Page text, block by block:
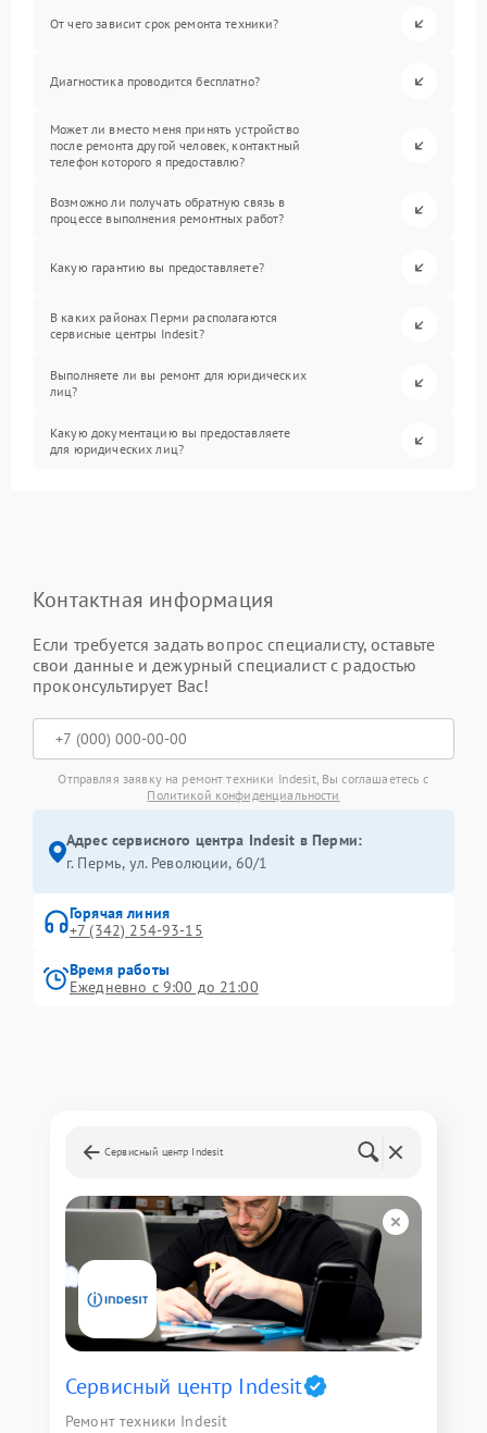
От чего зависит срок ремонта техники?
Диагностика проводится бесплатно?
Может ли вместо меня принять устройство
после ремонта другой человек, контактный
телефон которого я предоставлю?
Возможно ли получать обратную связь в
процессе выполнения ремонтных работ?
Какую гарантию вы предоставляете?
В каких районах Перми располагаются
сервисные центры Indesit?
Выполняете ли вы ремонт для юридических
лиц?
Какую документацию вы предоставляете
для юридических лиц?
Контактная информация
Если требуется задать вопрос специалисту, оставьте
свои данные и дежурный специалист с радостью
проконсультирует Вас!
Отправляя заявку на ремонт техники Indesit, Вы соглашаетесь с
Политикой конфиденциальности
Адрес сервисного центра Indesit в Перми:
г. Пермь, ул. ​Революции, 60/1
Горячая линия
+7 (342) 254-93-15
Время работы
Ежедневно с 9:00 до 21:00
Сервисный центр Indesit
Сервисный центр Indesit
Ремонт техники Indesit